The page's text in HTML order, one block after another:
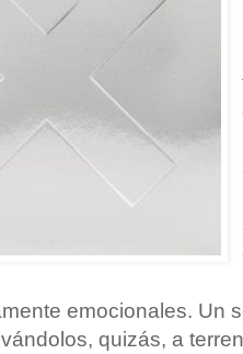
emocionales. Un
quizás, a